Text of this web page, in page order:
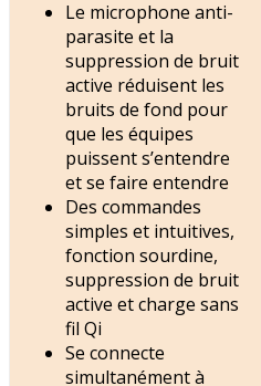
Le microphone anti-
parasite et la
suppression de bruit
active réduisent les
bruits de fond pour
que les équipes
puissent s’entendre
et se faire entendre
Des commandes
simples et intuitives,
fonction sourdine,
suppression de bruit
active et charge sans
fil Qi
Se connecte
simultanément à